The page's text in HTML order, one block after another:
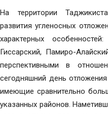
На территории
развития угленосных
характерных
Гиссарский, Памиро-
перспективными в
сегодняшний день
имеющие сравнительно
указанных районов.